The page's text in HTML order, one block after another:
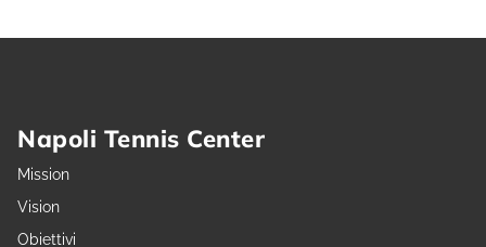
Napoli Tennis Center
Mission
Vision
Obiettivi